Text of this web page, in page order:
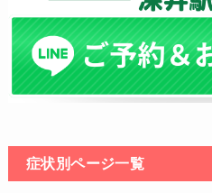
症状別ページ一覧